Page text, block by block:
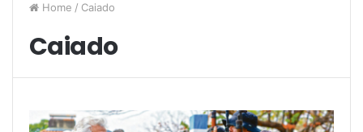
Home / Caiado
Caiado